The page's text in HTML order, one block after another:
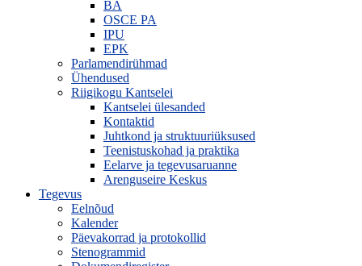
BA
OSCE PA
IPU
EPK
Parlamendirühmad
Ühendused
Riigikogu Kantselei
Kantselei ülesanded
Kontaktid
Juhtkond ja struktuuriüksused
Teenistuskohad ja praktika
Eelarve ja tegevusaruanne
Arenguseire Keskus
Tegevus
Eelnõud
Kalender
Päevakorrad ja protokollid
Stenogrammid